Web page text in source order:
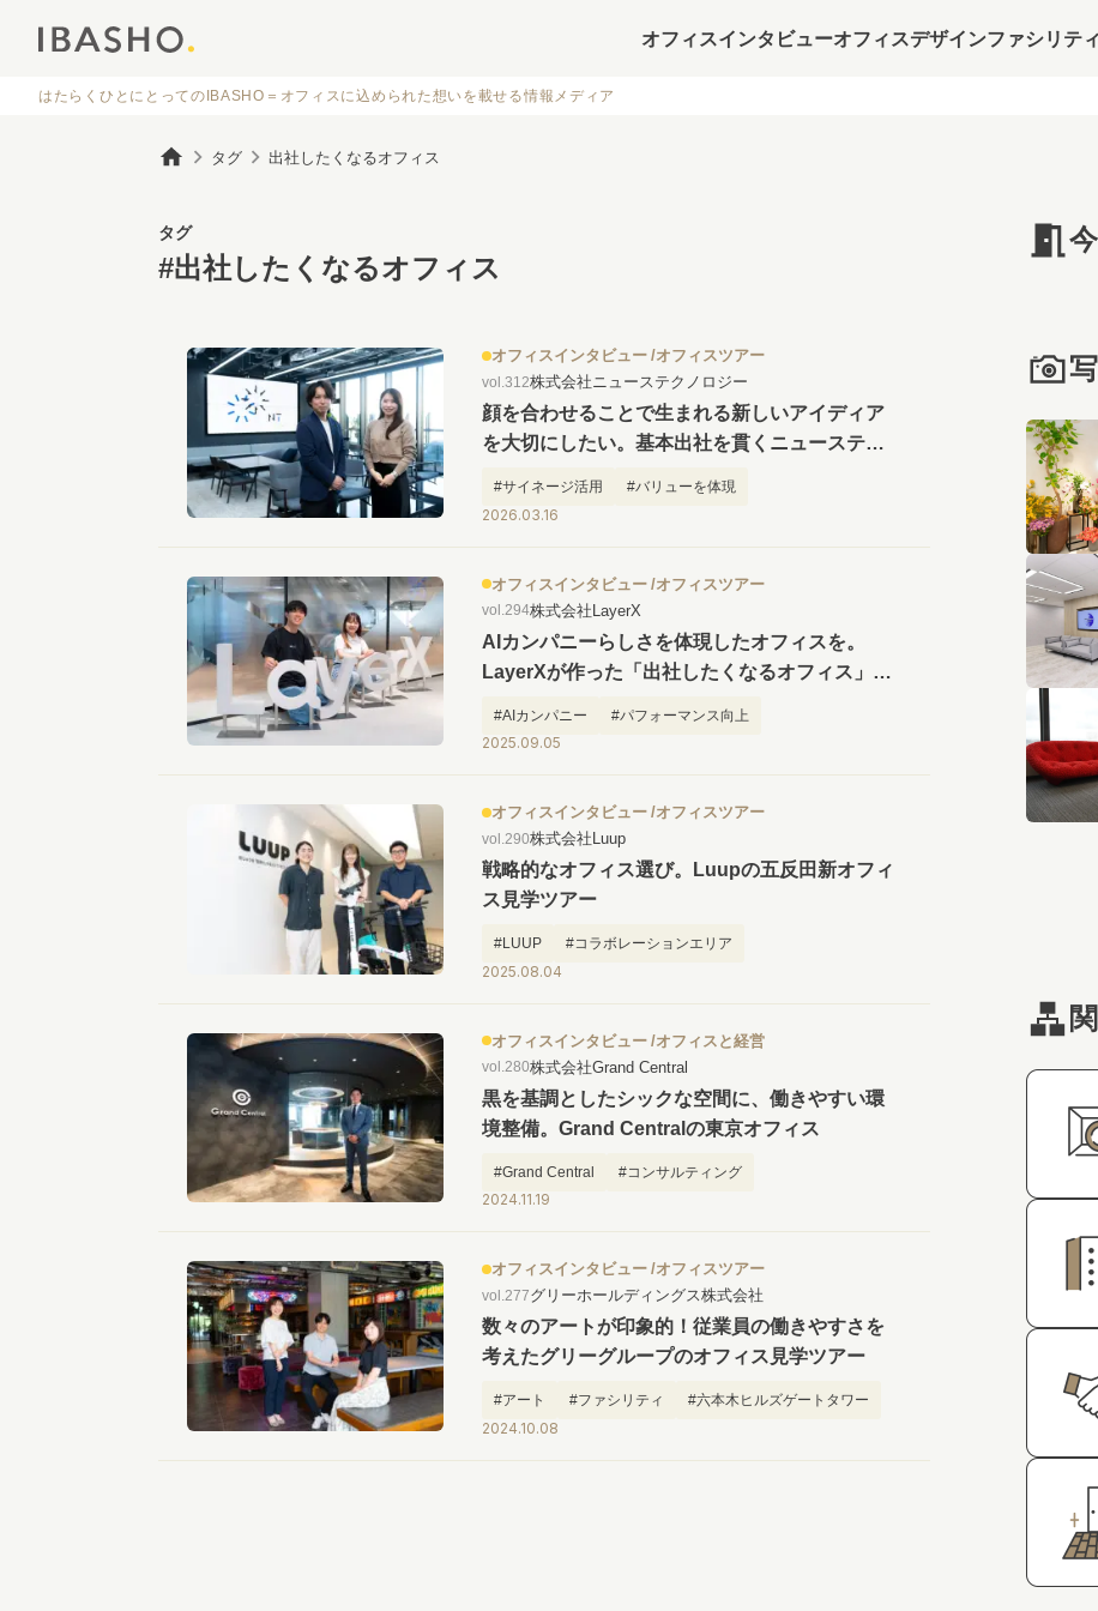
オフィスインタビューオフィスデザインファシリテ
はたらくひとにとってのIBASHO＝オフィスに込められた想いを載せる情報メディア
タグ 出社したくなるオフィス
タグ
#出社したくなるオフィス
オフィスインタビュー オフィスツアー
vol.312株式会社ニューステクノロジー
顔を合わせることで生まれる新しいアイディア
を大切にしたい。基本出社を貫くニューステク
#サイネージ活用 #バリューを体現
#出社したくなるオフィス
2026.03.16
オフィスインタビュー オフィスツアー
vol.294株式会社LayerX
AIカンパニーらしさを体現したオフィスを。
LayerXが作った「出社したくなるオフィス」見
#AIカンパニー #パフォーマンス向上
#出社したくなるオフィス
2025.09.05
オフィスインタビュー オフィスツアー
vol.290株式会社Luup
戦略的なオフィス選び。Luupの五反田新オフィ
ス見学ツアー
#LUUP #コラボレーションエリア
#出社したくなるオフィス
2025.08.04
オフィスインタビュー オフィスと経営
vol.280株式会社Grand Central
黒を基調としたシックな空間に、働きやすい環
境整備。Grand Centralの東京オフィス
#Grand Central #コンサルティング
#セールスマーケティング
2024.11.19
オフィスインタビュー オフィスツアー
vol.277グリーホールディングス株式会社
数々のアートが印象的！従業員の働きやすさを
考えたグリーグループのオフィス見学ツアー
#アート #ファシリティ #六本木ヒルズゲートタワー
#出社したくなるオフィス
2024.10.08